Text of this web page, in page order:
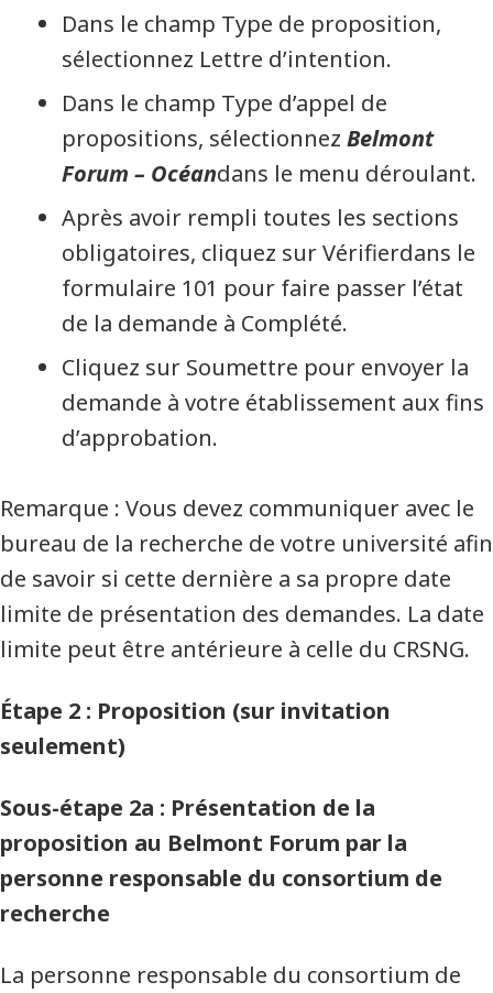
Dans le champ Type de proposition,
sélectionnez Lettre d’intention.
Dans le champ Type d’appel de
propositions, sélectionnez Belmont
Forum – Océandans le menu déroulant.
Après avoir rempli toutes les sections
obligatoires, cliquez sur Vérifierdans le
formulaire 101 pour faire passer l’état
de la demande à Complété.
Cliquez sur Soumettre pour envoyer la
demande à votre établissement aux fins
d’approbation.
Remarque : Vous devez communiquer avec le
bureau de la recherche de votre université afin
de savoir si cette dernière a sa propre date
limite de présentation des demandes. La date
limite peut être antérieure à celle du CRSNG.
Étape 2 : Proposition (sur invitation
seulement)
Sous-étape 2a : Présentation de la
proposition au Belmont Forum par la
personne responsable du consortium de
recherche
La personne responsable du consortium de